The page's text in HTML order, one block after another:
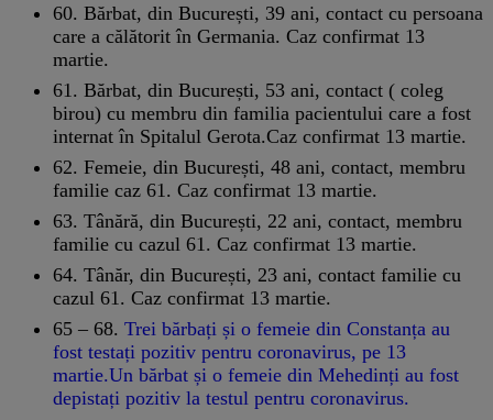
60. Bărbat, din București, 39 ani, contact cu persoana
care a călătorit în Germania. Caz confirmat 13
martie.
61. Bărbat, din București, 53 ani, contact ( coleg
birou) cu membru din familia pacientului care a fost
internat în Spitalul Gerota.Caz confirmat 13 martie.
62. Femeie, din București, 48 ani, contact, membru
familie caz 61. Caz confirmat 13 martie.
63. Tânără, din București, 22 ani, contact, membru
familie cu cazul 61. Caz confirmat 13 martie.
64. Tânăr, din București, 23 ani, contact familie cu
cazul 61. Caz confirmat 13 martie.
65 – 68. Trei bărbați și o femeie din Constanța au
fost testați pozitiv pentru coronavirus, pe 13
martie.Un bărbat și o femeie din Mehedinți au fost
depistați pozitiv la testul pentru coronavirus.